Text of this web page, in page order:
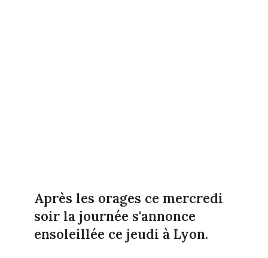
Après les orages ce mercredi
soir la journée s'annonce
ensoleillée ce jeudi à Lyon.